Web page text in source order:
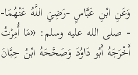
وَعَنِ ابْنِ عَبَّاسٍ -رَضِيَ اللَّهُ
- صلى الله عليه وسلم: «مَا
أَخْرَجَهُ أَبُو دَاوُدَ وَصَحَّحَهُ ابْنُ